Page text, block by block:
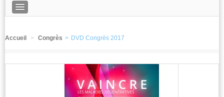
PACKS
Accueil > Congrès > DVD Congrès 2017